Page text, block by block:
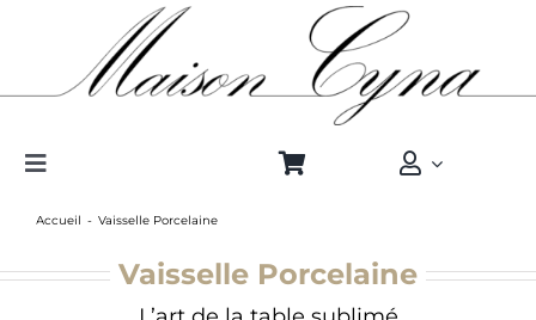
contenu
Toggle
Cristal sans plomb
Porcelaine
Accueil Vaisselle Porcelaine
Vaisselle Porcelaine